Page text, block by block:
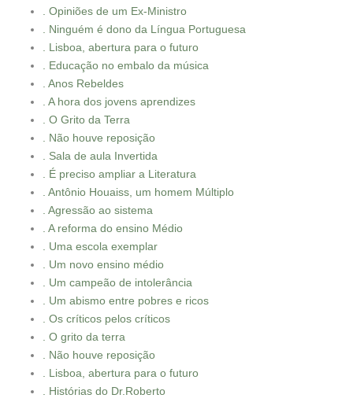
. Opiniões de um Ex-Ministro
. Ninguém é dono da Língua Portuguesa
. Lisboa, abertura para o futuro
. Educação no embalo da música
. Anos Rebeldes
. A hora dos jovens aprendizes
. O Grito da Terra
. Não houve reposição
. Sala de aula Invertida
. É preciso ampliar a Literatura
. Antônio Houaiss, um homem Múltiplo
. Agressão ao sistema
. A reforma do ensino Médio
. Uma escola exemplar
. Um novo ensino médio
. Um campeão de intolerância
. Um abismo entre pobres e ricos
. Os críticos pelos críticos
. O grito da terra
. Não houve reposição
. Lisboa, abertura para o futuro
. Histórias do Dr.Roberto